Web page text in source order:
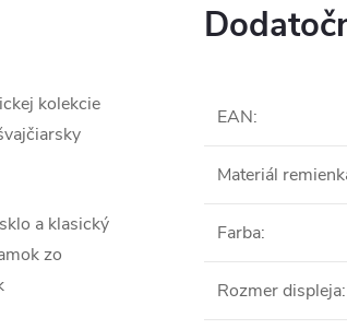
kolekcie
a klasický
zo
EAN:
Materiál
Farba:
Rozmer displeja: